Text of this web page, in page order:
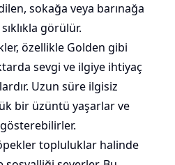
sokağa veya barınağa
görülür.
özellikle Golden gibi
sevgi ve ilgiye ihtiyaç
Uzun süre ilgisiz
bir üzüntü yaşarlar ve
topluluklar halinde